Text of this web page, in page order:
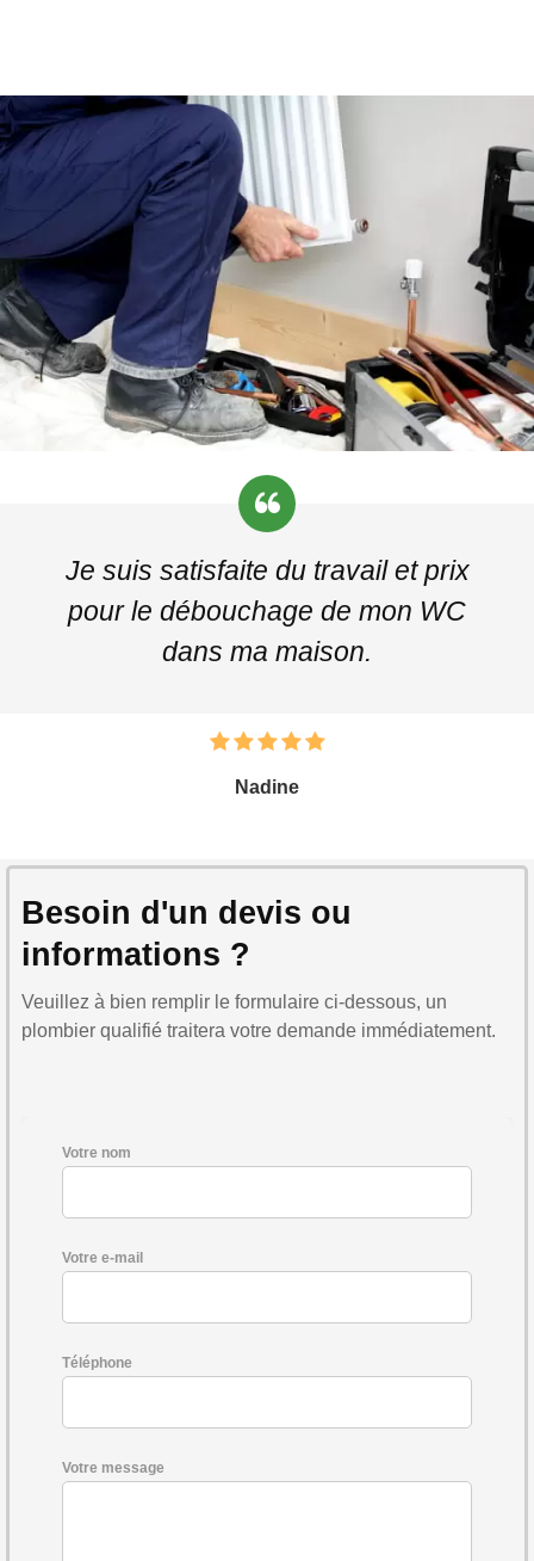
Je suis satisfaite du travail et prix
pour le débouchage de mon WC
dans ma maison.
Nadine
Besoin d'un devis ou
informations ?
Veuillez à bien remplir le formulaire ci-dessous, un
plombier qualifié traitera votre demande immédiatement.
Votre nom
Votre e-mail
Téléphone
Votre message